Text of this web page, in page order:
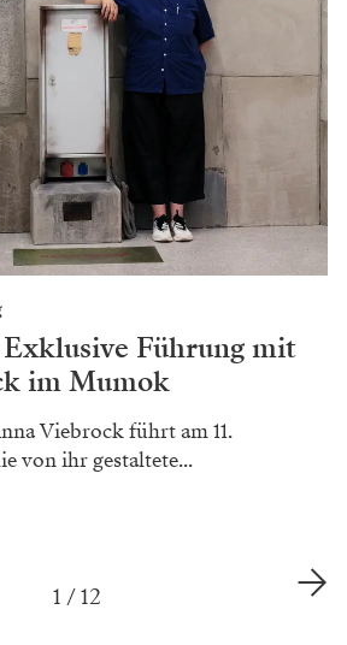
Führung mit
im Mumok
Viebrock führt am 11.
von ihr gestaltete...
1 /12